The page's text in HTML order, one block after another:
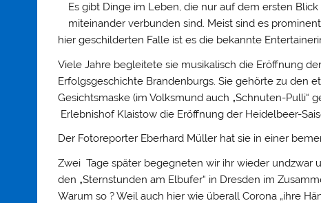
Es gibt Dinge im Leben, die nur auf dem ersten
miteinander verbunden sind. Meist sind es
hier geschilderten Falle ist es die bekannte
Viele Jahre begleitete sie musikalisch die Eröffnung
Erfolgsgeschichte Brandenburgs. Sie gehörte zu den
Gesichtsmaske (im Volksmund auch „Schnuten-
Erlebnishof Klaistow die Eröffnung der Heidelbeer-
Der Fotoreporter Eberhard Müller hat sie in einer
Zwei Tage später begegneten wir ihr wieder undzwar
den „Sternstunden am Elbufer“ in Dresden im
Warum so ? Weil auch hier wie überall Corona „ihre